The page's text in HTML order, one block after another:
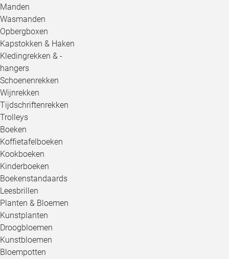
Manden
Wasmanden
Opbergboxen
Kapstokken & Haken
Kledingrekken & -
hangers
Schoenenrekken
Wijnrekken
Tijdschriftenrekken
Trolleys
Boeken
Koffietafelboeken
Kookboeken
Kinderboeken
Boekenstandaards
Leesbrillen
Planten & Bloemen
Kunstplanten
Droogbloemen
Kunstbloemen
Bloempotten